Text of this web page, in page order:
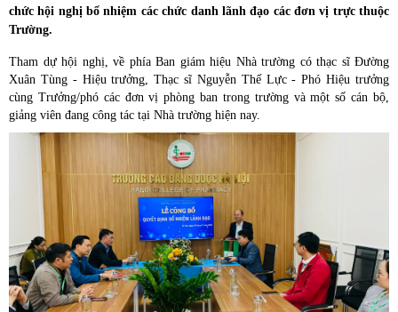
chức hội nghị bổ nhiệm các chức danh lãnh đạo các đơn vị trực thuộc
Trường.
Tham dự hội nghị, về phía Ban giám hiệu Nhà trường có thạc sĩ Đường
Xuân Tùng - Hiệu trưởng, Thạc sĩ Nguyễn Thế Lực - Phó Hiệu trưởng
cùng Trưởng/phó các đơn vị phòng ban trong trường và một số cán bộ,
giảng viên đang công tác tại Nhà trường hiện nay.